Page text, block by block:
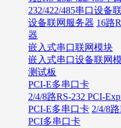
232/422/485串口设备
设备联网服务器 16路
器
嵌入式串口联网模块
嵌入式串口设备联网
测试板
PCI-E多串口卡
2/4/8路RS-232 PCI-
PCI-E多串口卡 2/4/8
PCI多串口卡